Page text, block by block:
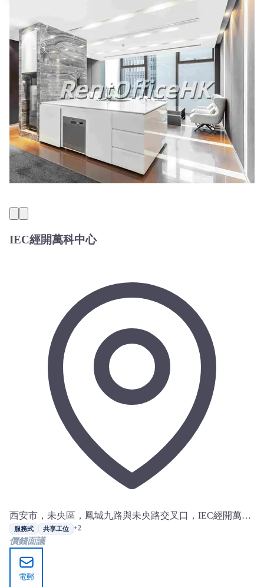
IEC經開萬科中心
西安市，未央區，鳳城九路與未央路交叉口，IEC經開萬科
中心
服務式 共享工位 +2
價錢面議
電郵